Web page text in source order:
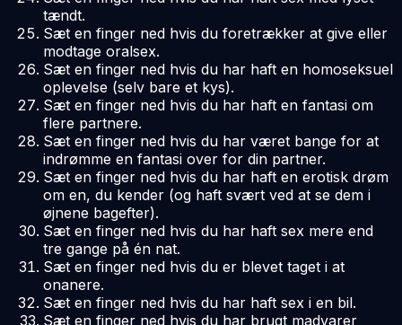
tændt.
Sæt en finger ned hvis du foretrækker at give eller
modtage oralsex.
Sæt en finger ned hvis du har haft en homoseksuel
oplevelse (selv bare et kys).
Sæt en finger ned hvis du har haft en fantasi om
flere partnere.
Sæt en finger ned hvis du har været bange for at
indrømme en fantasi over for din partner.
Sæt en finger ned hvis du har haft en erotisk drøm
om en, du kender (og haft svært ved at se dem i
øjnene bagefter).
Sæt en finger ned hvis du har haft sex mere end
tre gange på én nat.
Sæt en finger ned hvis du er blevet taget i at
onanere.
Sæt en finger ned hvis du har haft sex i en bil.
Sæt en finger ned hvis du har brugt madvarer